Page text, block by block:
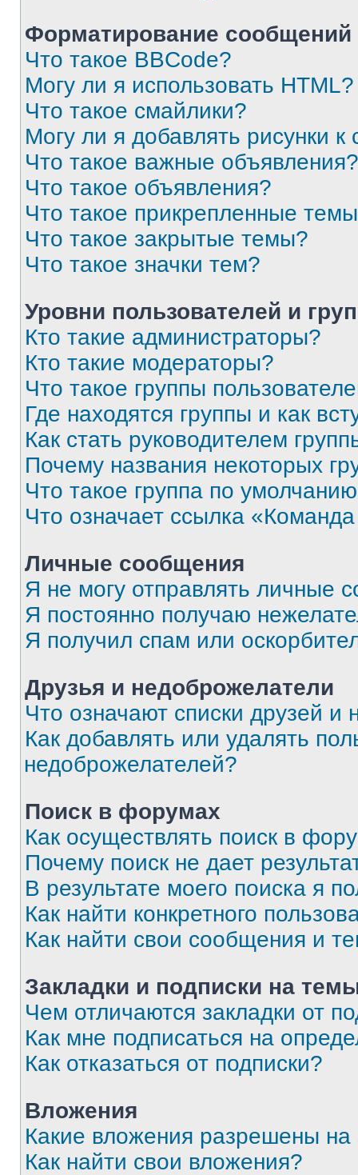
Форматирование
Что такое BBCode?
Могу ли я использовать HTML?
Что такое смайлики?
Могу ли я добавлять рисунки
Что такое важные объявления?
Что такое объявления?
Что такое прикрепленные
Что такое закрытые темы?
Что такое значки тем?
Уровни пользователей и
Кто такие администраторы?
Кто такие модераторы?
Что такое группы
Где находятся группы и как
Как стать руководителем
Почему названия некоторых
Что такое группа по
Что означает ссылка
Личные сообщения
Я не могу отправлять личные
Я постоянно получаю
Я получил спам или
Друзья и недоброжелатели
Что означают списки друзей и
Как добавлять или удалять
недоброжелателей?
Поиск в форумах
Как осуществлять поиск в
Почему поиск не дает
В результате моего поиска я
Как найти конкретного
Как найти свои сообщения и
Закладки и подписки на
Чем отличаются закладки от
Как мне подписаться на
Как отказаться от подписки?
Вложения
Какие вложения разрешены
Как найти свои вложения?